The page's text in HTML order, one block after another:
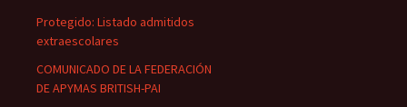
Protegido: Listado admitidos
extraescolares
COMUNICADO DE LA FEDERACIÓN
DE APYMAS BRITISH-PAI